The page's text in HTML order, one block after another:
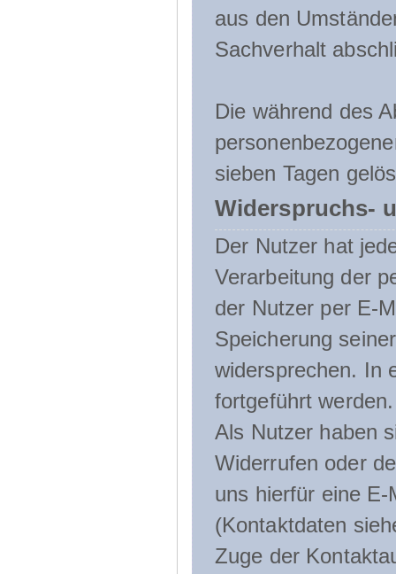
aus den
Sachverhalt
Die während des
sieben Tagen
Widerspruchs-
Der Nutzer hat
Verarbeitung der
der Nutzer per E-
Speicherung
widersprechen. In
fortgeführt werden.
Als Nutzer haben
Widerrufen oder
uns hierfür eine
(Kontaktdaten
Zuge der